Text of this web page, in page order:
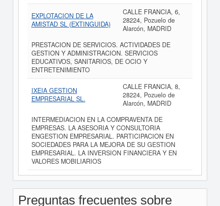
EXPLOTACION DE LA
AMISTAD SL (EXTINGUIDA)
CALLE FRANCIA, 6,
28224, Pozuelo de
Alarcón, MADRID
PRESTACION DE SERVICIOS. ACTIVIDADES DE
GESTION Y ADMINISTRACION. SERVICIOS
EDUCATIVOS, SANITARIOS, DE OCIO Y
ENTRETENIMIENTO
IXEIA GESTION
EMPRESARIAL SL.
CALLE FRANCIA, 8,
28224, Pozuelo de
Alarcón, MADRID
INTERMEDIACION EN LA COMPRAVENTA DE
EMPRESAS. LA ASESORIA Y CONSULTORIA
ENGESTION EMPRESARIAL. PARTICIPACION EN
SOCIEDADES PARA LA MEJORA DE SU GESTION
EMPRESARIAL. LA INVERSION FINANCIERA Y EN
VALORES MOBILIARIOS
Preguntas frecuentes sobre